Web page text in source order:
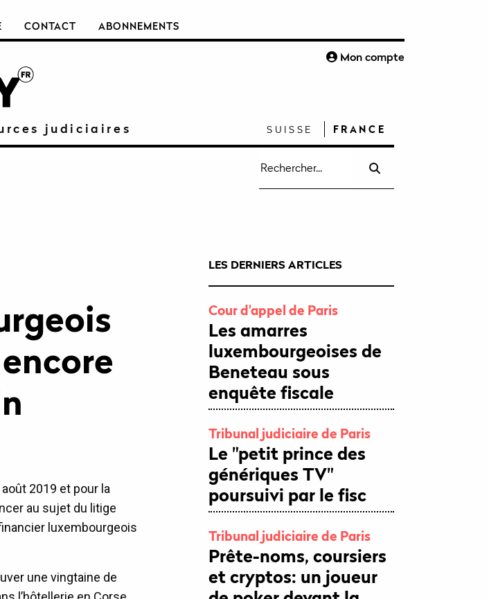
CONTACT ABONNEMENTS
Mon compte
judiciaires SUISSE FRANCE
pour
:
2019 et pour la
au sujet du litige
luxembourgeois
une vingtaine de
LES DERNIERS ARTICLES
Cour d'appel de Paris
Les amarres
luxembourgeoises de
Beneteau sous
enquête fiscale
Tribunal judiciaire de Paris
Le "petit prince des
génériques TV"
poursuivi par le fisc
Tribunal judiciaire de Paris
Prête-noms, coursiers
et cryptos: un joueur